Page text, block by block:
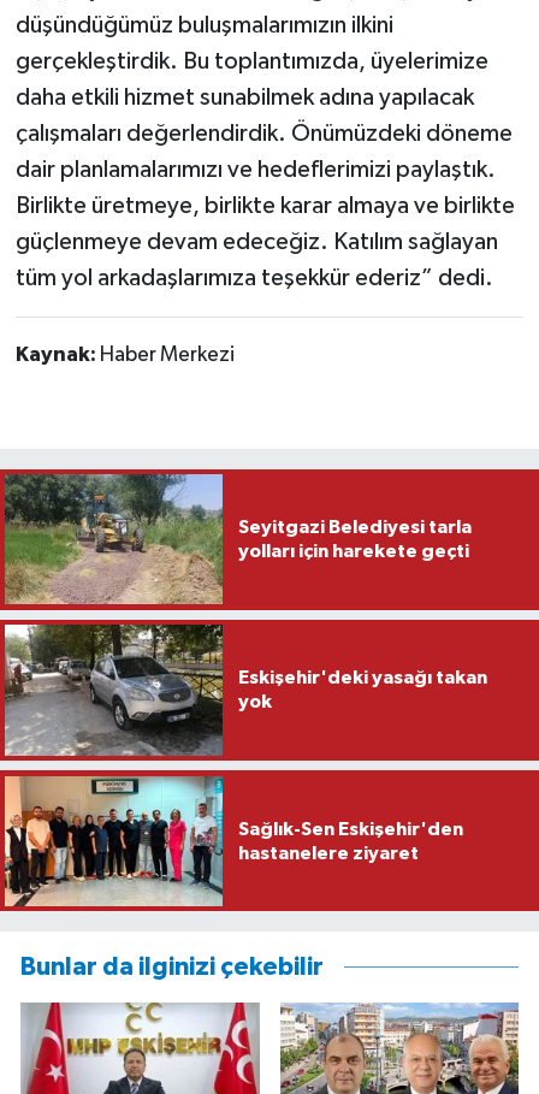
düşündüğümüz buluşmalarımızın ilkini
gerçekleştirdik. Bu toplantımızda, üyelerimize
daha etkili hizmet sunabilmek adına yapılacak
çalışmaları değerlendirdik. Önümüzdeki döneme
dair planlamalarımızı ve hedeflerimizi paylaştık.
Birlikte üretmeye, birlikte karar almaya ve birlikte
güçlenmeye devam edeceğiz. Katılım sağlayan
tüm yol arkadaşlarımıza teşekkür ederiz” dedi.
Kaynak: Haber Merkezi
Seyitgazi Belediyesi tarla
yolları için harekete geçti
Eskişehir'deki yasağı takan
yok
Sağlık-Sen Eskişehir'den
hastanelere ziyaret
Bunlar da ilginizi çekebilir